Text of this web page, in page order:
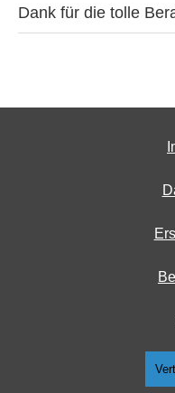
Dank für die tolle